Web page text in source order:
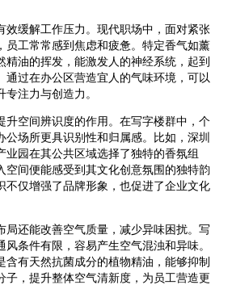
效缓解工作压力。现代职场中，面对紧张
员工常常感到焦虑和疲惫。特定香气如薰
精油的挥发，能激发人的神经系统，起到
通过在办公区营造宜人的气味环境，可以
注力与创造力。
升空间辨识度的作用。在写字楼群中，个
公场所更具识别性和归属感。比如，深圳
业园在其公共区域选择了独特的香氛组
空间便能感受到其文化创意氛围的独特韵
不仅增强了品牌形象，也促进了企业文化
局还能改善空气质量，减少异味困扰。写
条件有限，容易产生空气混浊和异味。
含有天然抗菌成分的植物精油，能够抑制
子，提升整体空气清新度，为员工营造更